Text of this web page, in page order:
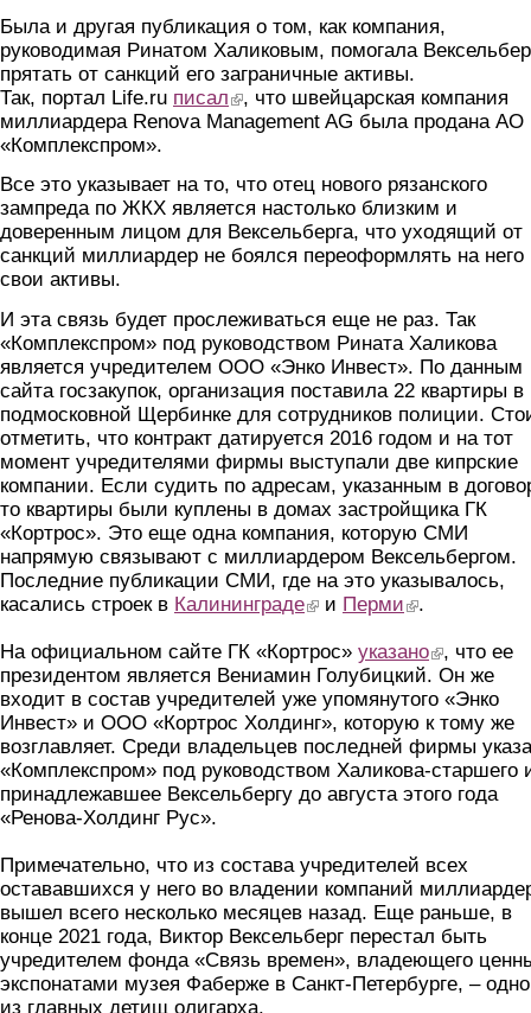
Была и другая публикация о том, как компания,
руководимая Ринатом Халиковым, помогала
прятать от санкций его заграничные активы.
Так, портал Life.ru писал (link is external)
, что швейцарская компания
миллиардера Renova Management AG была продана АО
«Комплекспром».
Все это указывает на то, что отец нового рязанского
зампреда по ЖКХ является настолько близким и
доверенным лицом для Вексельберга, что уходящий от
санкций миллиардер не боялся переоформлять на него
свои активы.
И эта связь будет прослеживаться еще не раз. Так
«Комплекспром» под руководством Рината Халикова
является учредителем ООО «Энко Инвест». По данным
сайта госзакупок, организация поставила 22 квартиры в
подмосковной Щербинке для сотрудников полиции.
отметить, что контракт датируется 2016 годом и на тот
момент учредителями фирмы выступали две кипрские
компании. Если судить по адресам, указанным в
то квартиры были куплены в домах застройщика ГК
«Кортрос». Это еще одна компания, которую СМИ
напрямую связывают с миллиардером Вексельбергом.
Последние публикации СМИ, где на это указывалось,
касались строек в Калининграде(link is external)
и Перми (link is external)
.
На официальном сайте ГК «Кортрос» указано(link is
, что ее
президентом является Вениамин Голубицкий. Он же
входит в состав учредителей уже упомянутого «Энко
Инвест» и ООО «Кортрос Холдинг», которую к тому же
возглавляет. Среди владельцев последней фирмы
«Комплекспром» под руководством Халикова-старшего
принадлежавшее Вексельбергу до августа этого года
«Ренова-Холдинг Рус».
Примечательно, что из состава учредителей всех
остававшихся у него во владении компаний
вышел всего несколько месяцев назад. Еще раньше, в
конце 2021 года, Виктор Вексельберг перестал быть
учредителем фонда «Связь времен», владеющего
экспонатами музея Фаберже в Санкт-Петербурге, –
из главных детищ олигарха.